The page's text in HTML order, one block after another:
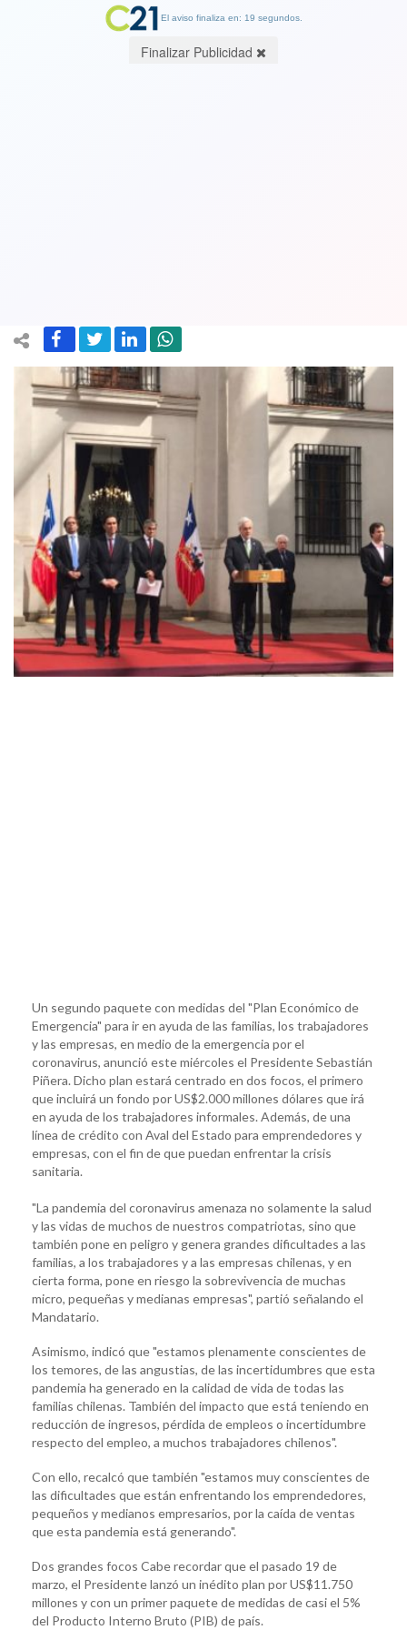
Un segundo paquete con medidas del "Plan Económico de
Emergencia" para ir en ayuda de las familias, los trabajadores
y las empresas, en medio de la emergencia por el
coronavirus, anunció este miércoles el Presidente Sebastián
Piñera. Dicho plan estará centrado en dos focos, el primero
que incluirá un fondo por US$2.000 millones dólares que irá
en ayuda de los trabajadores informales. Además, de una
línea de crédito con Aval del Estado para emprendedores y
empresas, con el fin de que puedan enfrentar la crisis
sanitaria.
"La pandemia del coronavirus amenaza no solamente la salud
y las vidas de muchos de nuestros compatriotas, sino que
también pone en peligro y genera grandes dificultades a las
familias, a los trabajadores y a las empresas chilenas, y en
cierta forma, pone en riesgo la sobrevivencia de muchas
micro, pequeñas y medianas empresas", partió señalando el
Mandatario.
Asimismo, indicó que "estamos plenamente conscientes de
los temores, de las angustias, de las incertidumbres que esta
pandemia ha generado en la calidad de vida de todas las
familias chilenas. También del impacto que está teniendo en
reducción de ingresos, pérdida de empleos o incertidumbre
respecto del empleo, a muchos trabajadores chilenos".
Con ello, recalcó que también "estamos muy conscientes de
las dificultades que están enfrentando los emprendedores,
pequeños y medianos empresarios, por la caída de ventas
que esta pandemia está generando".
Dos grandes focos Cabe recordar que el pasado 19 de
marzo, el Presidente lanzó un inédito plan por US$11.750
millones y con un primer paquete de medidas de casi el 5%
del Producto Interno Bruto (PIB) de país.
El aviso finaliza en: 19 segundos.
Finalizar Publicidad